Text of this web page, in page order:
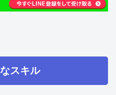
スキル